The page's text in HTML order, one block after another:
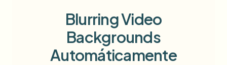
Blurring Video
Backgrounds
Automáticamente